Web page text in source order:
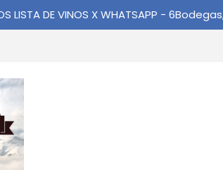
LISTA DE VINOS X WHATSAPP -